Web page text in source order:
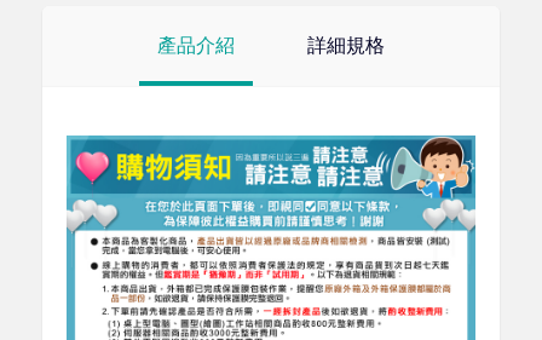
產品介紹 詳細規格